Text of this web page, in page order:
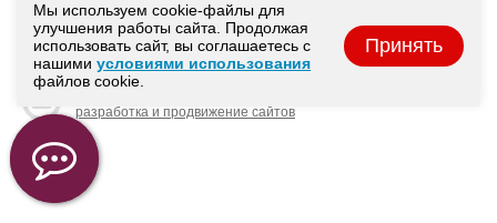
© ООО «Техно-Сервис»
(Группа компаний «Алгоритм безопасности»), 2011-2026
разработка и продвижение сайтов
Мы используем cookie-файлы для
улучшения работы сайта. Продолжая
использовать сайт, вы соглашаетесь с
нашими условиями использования
файлов cookie.
Принять